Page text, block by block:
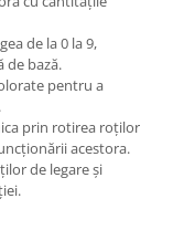
de la 0 la 9,
de bază.
pentru a
prin rotirea roților
acestora.
de legare și